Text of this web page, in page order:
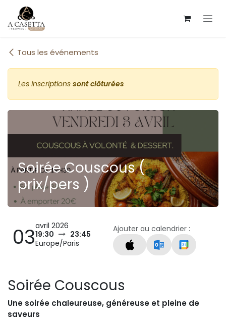
Se rendre au contenu
Tous les événements
Les inscriptions sont clôturées
Soirée Couscous (
prix/pers )
03avril 2026
19:30
23:45
Europe/Paris
Ajouter au calendrier :
Soirée Couscous
Une soirée chaleureuse, généreuse et pleine de
saveurs